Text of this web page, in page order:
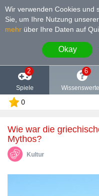
Wir verwenden Cookies und
Sie, um Ihre Nutzung
mehr über Ihre Daten auf
Okay
2
Spiele
6
0
Wie war die griechische Insel Delos laut dem
Mythos?
Kultur